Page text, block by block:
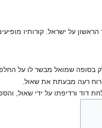
על ישראל. קורותיו
בסופה שמואל מבשר לו על
רעה מבעתת את שאול.
דוד ורדיפתו על ידי שאול,